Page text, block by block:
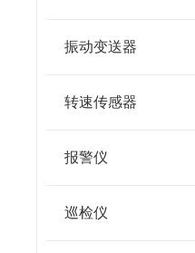
振动变送器
转速传感器
报警仪
巡检仪